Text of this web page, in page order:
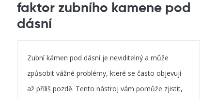
faktor zubního kamene pod
dásní
Zubní kámen pod dásní je neviditelný a může
způsobit vážné problémy, které se často objevují
až příliš pozdě. Tento nástroj vám pomůže zjistit,